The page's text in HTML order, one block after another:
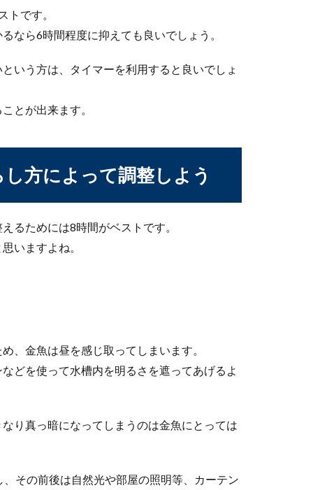
稚魚の育て方を紹介します
冬眠、冬眠させないための工夫とは
アカヒレですが、屋外だけではなく場所によっては屋外での飼
トです。
なら6時間程度に抑えても良いでしょう。
いう方は、タイマーを利用すると良いでしょ
とが出来ます。
方によって調整しよう
るためには8時間がベストです。
いますよね。
、金魚は昼を感じ取ってしまいます。
どを使って水槽内を明るさを遮ってあげるよ
り真っ暗になってしまうのは金魚にとっては
その前後は自然光や部屋の照明等、カーテン